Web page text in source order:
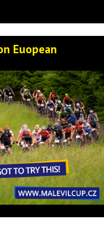
Euopean